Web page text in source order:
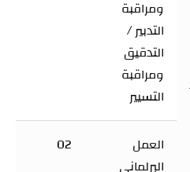
ومراقبة
التدبير /
التدقيق
ومراقبة
التسيير
العمل
البرلماني
02